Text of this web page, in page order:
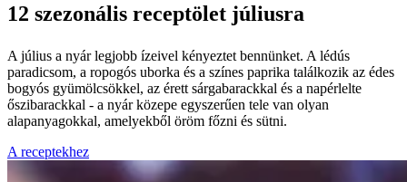
12 szezonális receptölet júliusra
A július a nyár legjobb ízeivel kényeztet bennünket. A lédús
paradicsom, a ropogós uborka és a színes paprika találkozik az édes
bogyós gyümölcsökkel, az érett sárgabarackkal és a napérlelte
őszibarackkal - a nyár közepe egyszerűen tele van olyan
alapanyagokkal, amelyekből öröm főzni és sütni.
A receptekhez